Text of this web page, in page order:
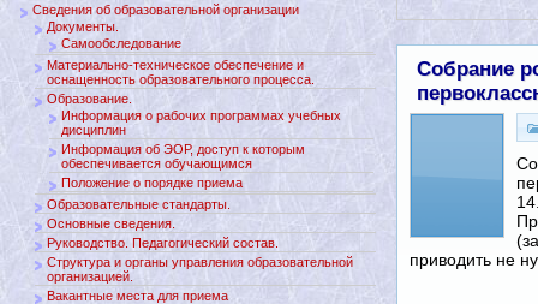
Собрание
приводить не
Сведения об образовательной организации
Документы.
Самообследование
Материально-техническое обеспечение и
оснащенность образовательного процесса.
Образование.
Информация о рабочих программах учебных
дисциплин
Информация об ЭОР, доступ к которым
обеспечивается обучающимся
Положение о порядке приема
Образовательные стандарты.
Основные сведения.
Руководство. Педагогический состав.
Структура и органы управления образовательной
организацией.
Вакантные места для приема